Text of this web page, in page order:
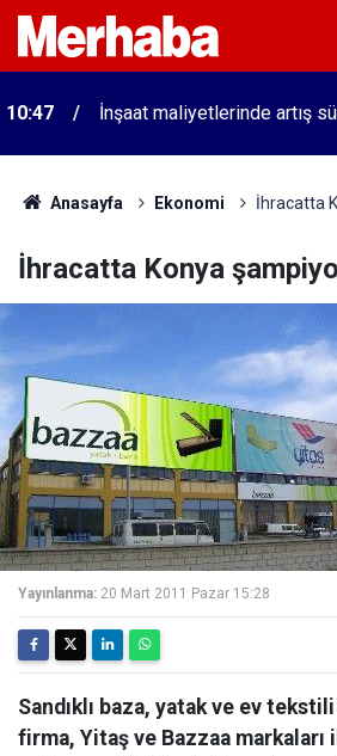
10:47 İnşaat maliyetlerinde artış
Anasayfa Ekonomi İhracatta
İhracatta Konya
Yayınlanma: 20 Mart 2011 Pazar 15:28
Sandıklı baza, yatak ve ev
firma, Yitaş ve Bazzaa markaları